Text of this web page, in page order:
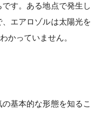
す。ある地点で発生し
エアロゾルは太陽光を
かっていません。
基本的な形態を知るこ